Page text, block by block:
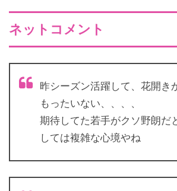
ネットコメント
昨シーズン活躍して、花開き
もったいない、、、、
期待してた若手がクソ野朗だ
しては複雑な心境やね